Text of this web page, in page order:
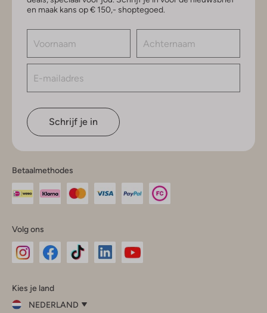
en maak kans op € 150,- shoptegoed.
Schrijf je in
Betaalmethodes
Volg ons
InstagramFacebook
Kies je land
NEDERLAND